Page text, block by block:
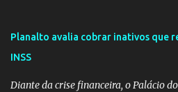
Planalto avalia cobrar inativos que
INSS
Diante da crise financeira, o Palácio